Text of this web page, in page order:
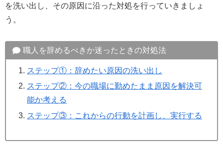
を洗い出し、その原因に沿った対処を行っていきましょ
う。
職人を辞めるべきか迷ったときの対処法
ステップ①：辞めたい原因の洗い出し
ステップ②：今の職場に勤めたまま原因を解決可
能か考える
ステップ③：これからの行動を計画し、実行する